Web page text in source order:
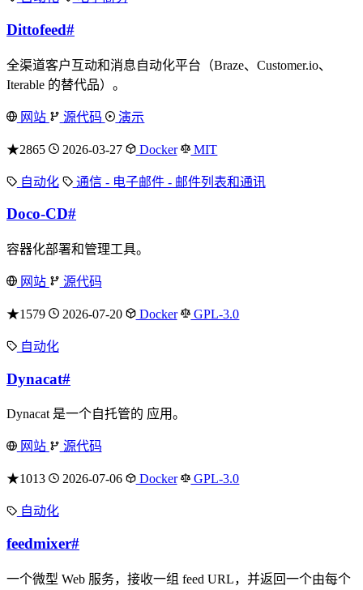
Dittofeed#
全渠道客户互动和消息自动化平台（Braze、Customer.io、
Iterable 的替代品）。
网站 源代码 演示
★2865 2026-03-27 Docker MIT
自动化 通信 - 电子邮件 - 邮件列表和通讯
Doco-CD#
容器化部署和管理工具。
网站 源代码
★1579 2026-07-20 Docker GPL-3.0
自动化
Dynacat#
Dynacat 是一个自托管的 应用。
网站 源代码
★1013 2026-07-06 Docker GPL-3.0
自动化
feedmixer#
一个微型 Web 服务，接收一组 feed URL，并返回一个由每个